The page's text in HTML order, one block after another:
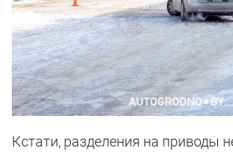
Кстати, разделения на приводы